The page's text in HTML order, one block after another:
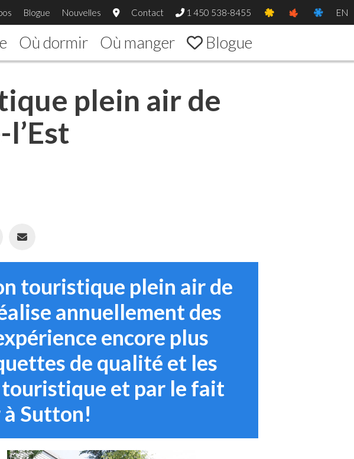
Blogue Nouvelles Contact 1 450 538-8455 EN
Où dormir Où manger Blogue
plein air de
touristique plein air de
annuellement des
encore plus
de qualité et les
et par le fait
Sutton!